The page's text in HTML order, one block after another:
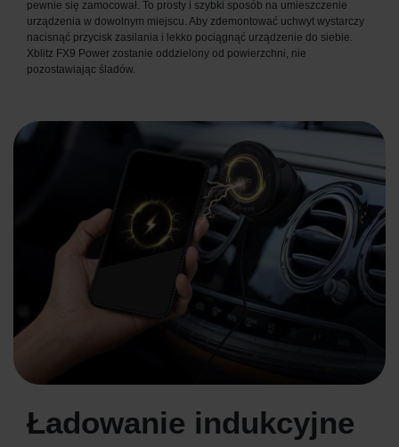
pewnie się zamocował. To prosty i szybki sposób na umieszczenie
urządzenia w dowolnym miejscu. Aby zdemontować uchwyt wystarczy
nacisnąć przycisk zasilania i lekko pociągnąć urządzenie do siebie.
Xblitz FX9 Power zostanie oddzielony od powierzchni, nie
pozostawiając śladów.
Ładowanie indukcyjne